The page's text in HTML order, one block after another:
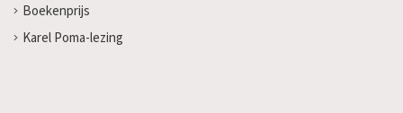
Boekenprijs
Karel Poma-lezing